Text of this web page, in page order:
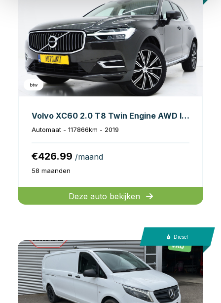
btw
Volvo XC60 2.0 T8 Twin Engine AWD Inscription
Automaat - 117866km - 2019
€426.99 /maand
58 maanden
Deze auto bekijken
Diesel